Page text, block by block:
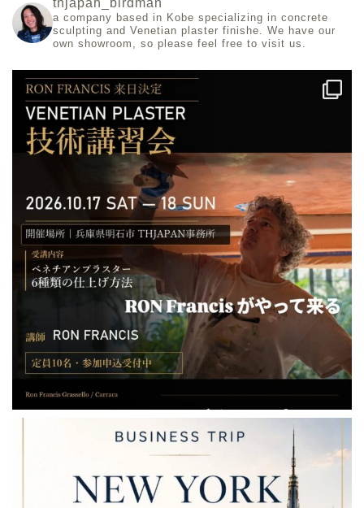
thjapan_birdman
a company based in Kobe specializing in concrete
sculpting and Venetian plaster finishe. We have our
own showroom, so please feel free to visit us.